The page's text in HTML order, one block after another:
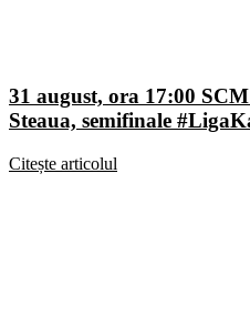
31 august, ora 17:00
Steaua, semifinale
Citește articolul